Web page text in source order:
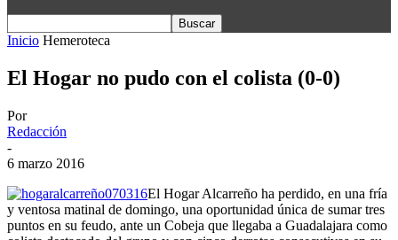
Inicio Hemeroteca
El Hogar no pudo con el colista (0-0)
Por
Redacción
-
6 marzo 2016
El Hogar Alcarreño ha perdido, en una fría
y ventosa matinal de domingo, una oportunidad única de sumar tres
puntos en su feudo, ante un Cobeja que llegaba a Guadalajara como